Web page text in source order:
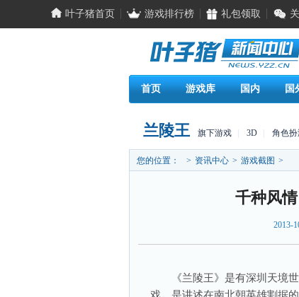
叶子猪首页 游戏排行榜 礼包领取
首页 游戏库 国内 国
兰陵王 旗下游戏 3D 角色
您的位置： > 资讯中心 > 游戏截图 >
千种风
2013-
《兰陵王》是有深圳天境